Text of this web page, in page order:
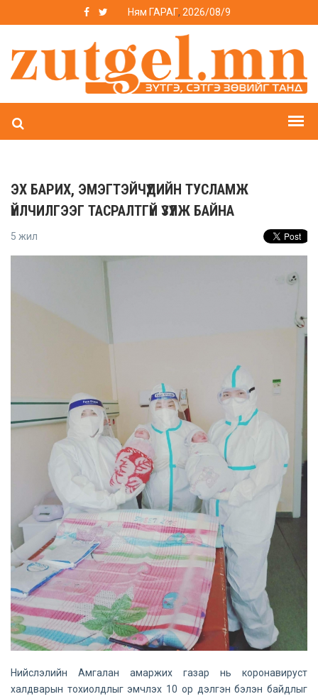
Ням ГАРАГ, 2026/08/9
ЭХ БАРИХ, ЭМЭГТЭЙЧҮҮДИЙН ТУСЛАМЖ
ҮЙЛЧИЛГЭЭГ ТАСРАЛТГҮЙ ҮЗҮҮЛЖ БАЙНА
5 жил
Нийслэлийн Амгалан амаржих газар нь коронавируст
халдварын тохиолдлыг эмчлэх 10 ор дэлгэн бэлэн байдлыг